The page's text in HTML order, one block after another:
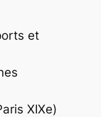
et
XIXe)